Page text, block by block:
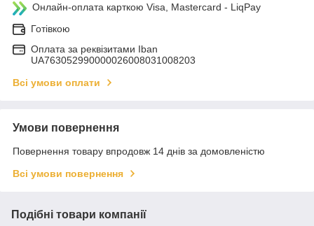
Онлайн-оплата карткою Visa, Mastercard - LiqPay
Готівкою
Оплата за реквізитами Iban
UA763052990000026008031008203
Всі умови оплати
Умови повернення
Повернення товару впродовж 14 днів за домовленістю
Всі умови повернення
Подібні товари компанії